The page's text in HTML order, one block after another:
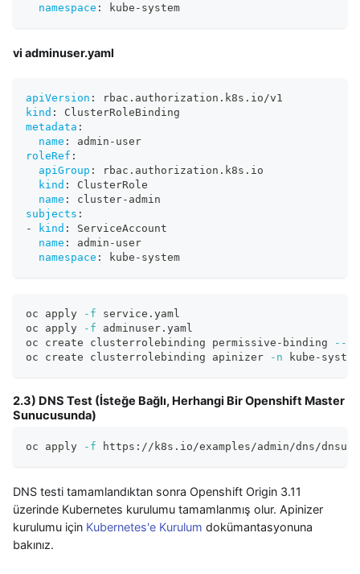
namespace : kube - system
vi adminuser.yaml
apiVersion :
rbac.authorization.k8s.io/v1
kind :
ClusterRoleBinding
metadata :
name : admin - user
roleRef :
apiGroup :
rbac.authorization.k8s.io
kind :
ClusterRole
name : cluster- admin
subjects :
-
kind :
ServiceAccount
name : admin - user
namespace : kube - system
oc apply -f service.yaml
oc apply
-f adminuser.yaml
oc create clusterrolebinding permissive-binding
--
oc create clusterrolebinding apinizer
-n kube-
2.3) DNS Test (İsteğe Bağlı, Herhangi Bir Openshift Master
Sunucusunda)
oc apply -f https://k8s.io/examples/admin/dns/
DNS testi tamamlandıktan sonra Openshift Origin 3.11
üzerinde Kubernetes kurulumu tamamlanmış olur. Apinizer
kurulumu için Kubernetes'e Kurulum dokümantasyonuna
bakınız.